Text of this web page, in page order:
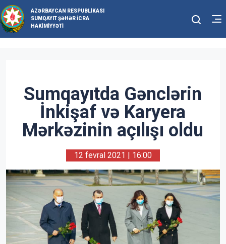
AZƏRBAYCAN RESPUBLIKASI
SUMQAYIT ŞƏHƏR İCRA
HAKIMIYYƏTI
Sumqayıtda Gənclərin
İnkişaf və Karyera
Mərkəzinin açılışı oldu
12 fevral 2021 | 16:00